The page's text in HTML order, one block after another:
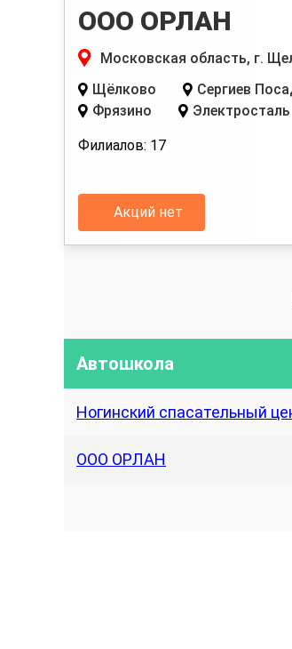
ООО ОРЛАН
Московская область, г.
Щёлково
Сергиев
Фрязино
Электросталь
Филиалов: 17
Акций нет
Автошкола
Ногинский спасательный
ООО ОРЛАН